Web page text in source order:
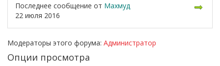
Последнее сообщение от Махмуд
22 июля 2016
Модераторы этого форума: Администратор
Опции просмотра